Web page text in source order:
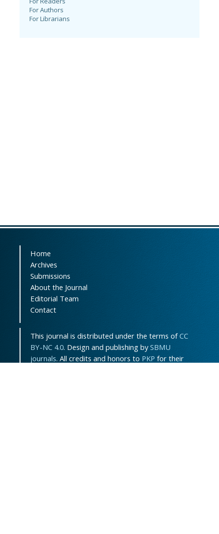
For Authors
For Librarians
Home
Archives
Submissions
About the Journal
Editorial Team
Contact
This journal is distributed under the terms ofCC
BY-NC 4.0. Design and publishing bySBMU
journals. All credits and honors to PKP for their